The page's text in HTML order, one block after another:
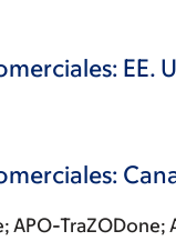
EE.
APO-TraZODone;